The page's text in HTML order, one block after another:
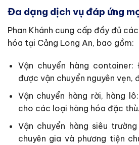
Đa dạng dịch vụ đáp ứng
Phan Khánh cung cấp đầy đủ
hóa tại Cảng Long An, bao gồm:
Vận chuyển hàng
được vận chuyển nguyên vẹn,
Vận chuyển hàng rời, hàng
cho các loại hàng hóa đặc thù.
Vận chuyển hàng siêu
chuyên gia và phương tiện